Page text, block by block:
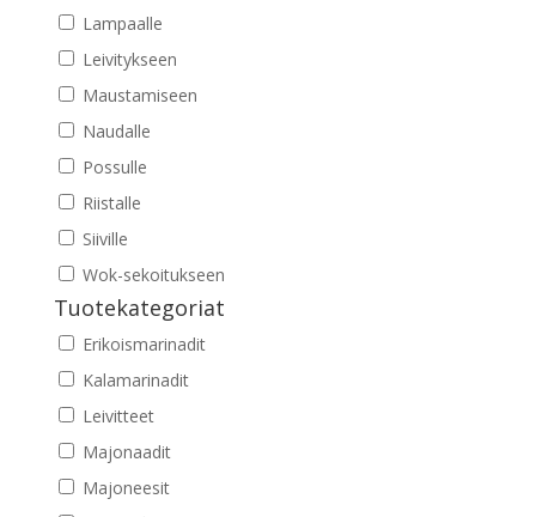
Lampaalle
Leivitykseen
Maustamiseen
Naudalle
Possulle
Riistalle
Siiville
Wok-sekoitukseen
Tuotekategoriat
Erikoismarinadit
Kalamarinadit
Leivitteet
Majonaadit
Majoneesit